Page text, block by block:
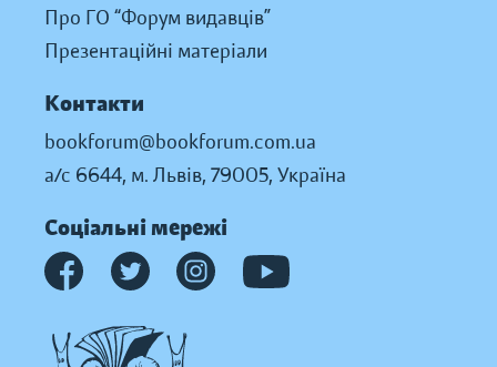
Про ГО “Форум видавців”
Презентаційні матеріали
Контакти
bookforum@bookforum.com.ua
а/с 6644, м. Львів, 79005, Україна
Соціальні мережі